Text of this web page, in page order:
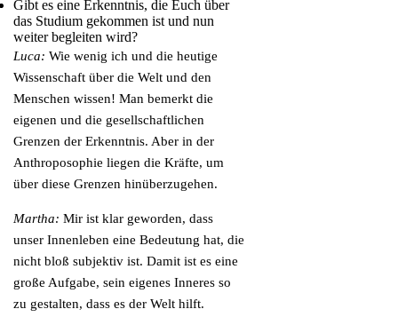
Gibt es eine Erkenntnis, die Euch über
das Studium gekommen ist und nun
weiter begleiten wird?
Luca: Wie wenig ich und die heutige
Wissenschaft über die Welt und den
Menschen wissen! Man bemerkt die
eigenen und die gesellschaftlichen
Grenzen der Erkenntnis. Aber in der
Anthroposophie liegen die Kräfte, um
über diese Grenzen hinüberzugehen.
Martha: Mir ist klar geworden, dass
unser Innenleben eine Bedeutung hat, die
nicht bloß subjektiv ist. Damit ist es eine
große Aufgabe, sein eigenes Inneres so
zu gestalten, dass es der Welt hilft.